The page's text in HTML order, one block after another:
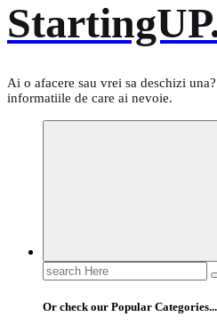
Ai o afacere sau vrei sa deschizi
informatiile de care ai nevoie.
Search
for:
Or check our Popular Categories...